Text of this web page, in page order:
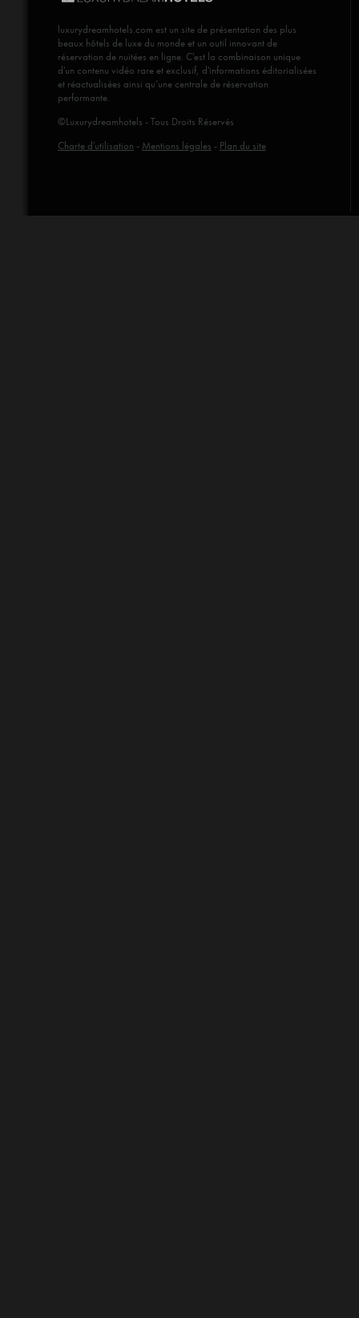
luxurydreamhotels.com est un site de présentation des plus
beaux hôtels de luxe du monde et un outil innovant de
réservation de nuitées en ligne. C'est la combinaison unique
d'un contenu vidéo rare et exclusif, d'informations éditorialisées
et réactualisées ainsi qu’une centrale de réservation
performante.
©Luxurydreamhotels - Tous Droits Réservés
Charte d'utilisation - Mentions légales - Plan du site